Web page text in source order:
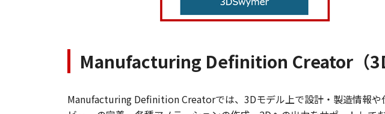
Manufacturing Definition Creator（3D
Manufacturing Definition Creatorでは、3Dモデル上で設計・製造情報や